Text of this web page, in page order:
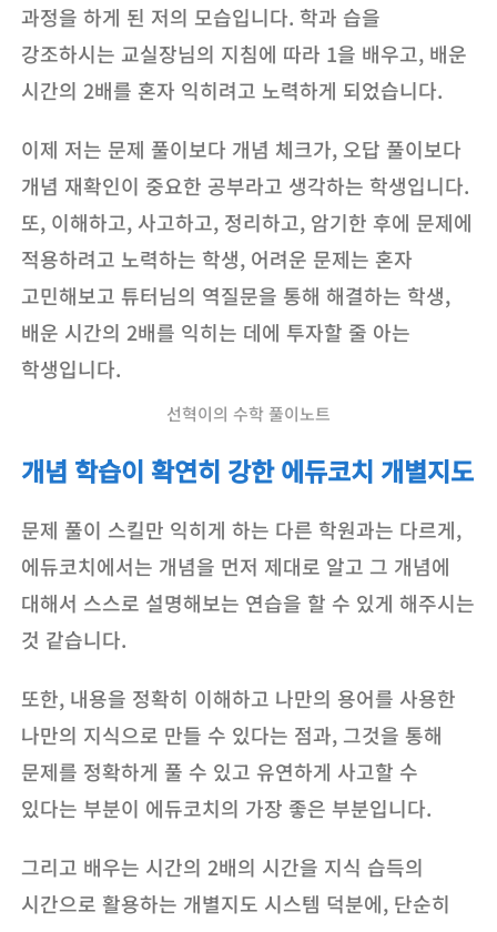
과정을 하게 된 저의 모습입니다. 학과 습을
강조하시는 교실장님의 지침에 따라 1을 배우고, 배운
시간의 2배를 혼자 익히려고 노력하게 되었습니다.
이제 저는 문제 풀이보다 개념 체크가, 오답 풀이보다
개념 재확인이 중요한 공부라고 생각하는 학생입니다.
또, 이해하고, 사고하고, 정리하고, 암기한 후에 문제에
적용하려고 노력하는 학생, 어려운 문제는 혼자
고민해보고 튜터님의 역질문을 통해 해결하는 학생,
배운 시간의 2배를 익히는 데에 투자할 줄 아는
학생입니다.
선혁이의 수학 풀이노트
개념 학습이 확연히 강한 에듀코치 개별지도
문제 풀이 스킬만 익히게 하는 다른 학원과는 다르게,
에듀코치에서는 개념을 먼저 제대로 알고 그 개념에
대해서 스스로 설명해보는 연습을 할 수 있게 해주시는
것 같습니다.
또한, 내용을 정확히 이해하고 나만의 용어를 사용한
나만의 지식으로 만들 수 있다는 점과, 그것을 통해
문제를 정확하게 풀 수 있고 유연하게 사고할 수
있다는 부분이 에듀코치의 가장 좋은 부분입니다.
그리고 배우는 시간의 2배의 시간을 지식 습득의
시간으로 활용하는 개별지도 시스템 덕분에, 단순히